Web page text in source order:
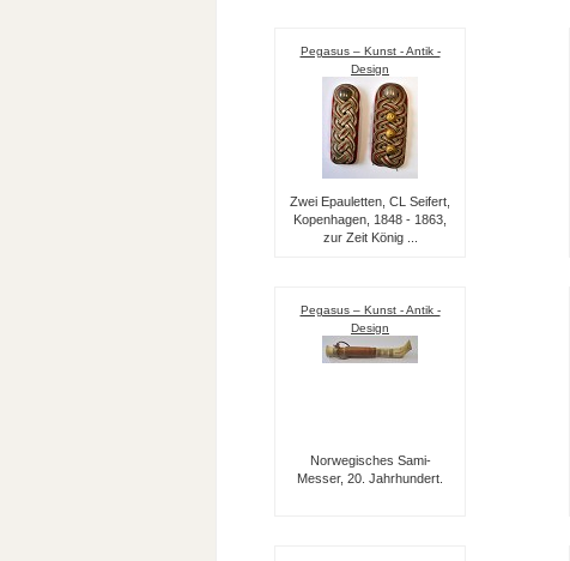
Pegasus – Kunst - Antik -
Design
Zwei Epauletten, CL Seifert,
Kopenhagen, 1848 - 1863,
zur Zeit König ...
Pegasus – Kunst - Antik -
Design
Norwegisches Sami-
Messer, 20. Jahrhundert.